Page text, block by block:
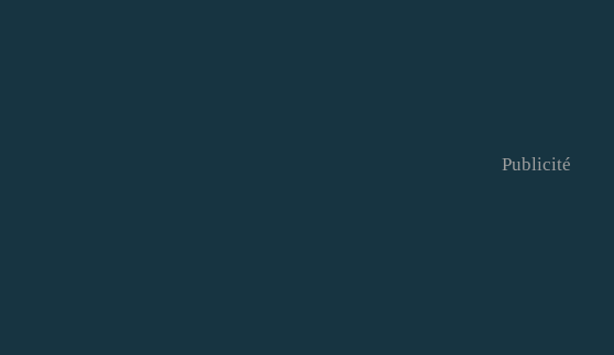
Publicité